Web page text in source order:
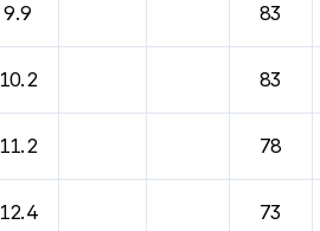
9.9 83
10.2 83
11.2 78
12.4 73